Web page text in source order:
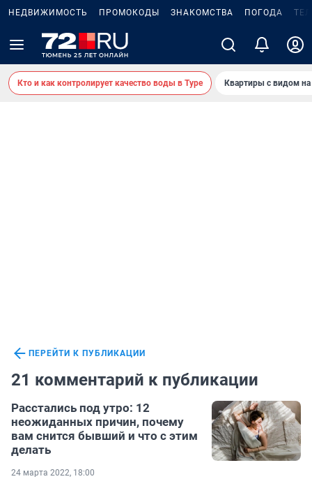
НЕДВИЖИМОСТЬ ПРОМОКОДЫ ЗНАКОМСТВА ПОГОДА
Кто и как контролирует качество воды в Туре Квартиры с видом на
ПЕРЕЙТИ К ПУБЛИКАЦИИ
21 комментарий к публикации
Расстались под утро: 12
неожиданных причин, почему
вам снится бывший и что с этим
делать
24 марта 2022, 18:00